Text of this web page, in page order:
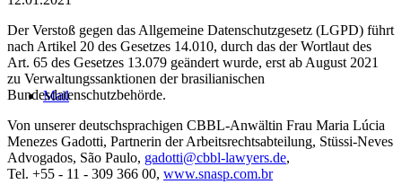
Mail
Der Verstoß gegen das Allgemeine Datenschutzgesetz (LGPD) führt
nach Artikel 20 des Gesetzes 14.010, durch das der Wortlaut des
Art. 65 des Gesetzes 13.079 geändert wurde, erst ab August 2021
zu Verwaltungssanktionen der brasilianischen
Bundesdatenschutzbehörde.
Von unserer deutschsprachigen CBBL-Anwältin Frau Maria Lúcia
Menezes Gadotti, Partnerin der Arbeitsrechtsabteilung, Stüssi-Neves
Advogados, São Paulo, gadotti@cbbl-lawyers.de,
Tel. +55 - 11 - 309 366 00, www.snasp.com.br